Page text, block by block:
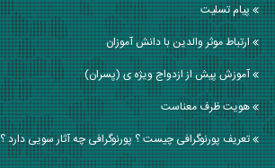
پیام تسلیت
ارتباط موثر والدین با دانش آموزان
آموزش پیش از ازدواج ویژه ی (پسران)
هویت ظرف معناست
تعریف پورنوگرافی چیست ؟ پورنوگرافی چه آثار سویی دارد ؟